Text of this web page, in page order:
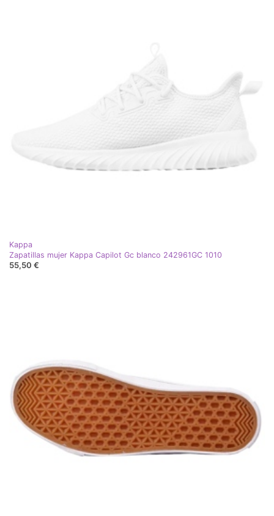
Kappa
Zapatillas mujer Kappa Capilot Gc blanco 242961GC 1010
55,50 €